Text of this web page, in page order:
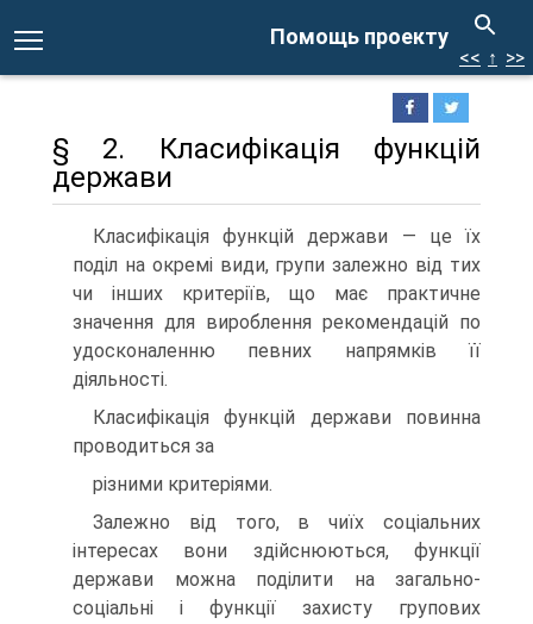
Помощь проекту
<< ↑ >>
§ 2. Класифікація функцій
держави
Класифікація функцій держави — це їх
поділ на окремі види, групи залежно від тих
чи інших критеріїв, що має практичне
значення для вироблення рекомендацій по
удосконаленню певних напрямків її
діяльності.
Класифікація функцій держави повинна
проводиться за
різними критеріями.
Залежно від того, в чиїх соціальних
інтересах вони здійснюються, функції
держави можна поділити на загально-
соціальні і функції захисту групових